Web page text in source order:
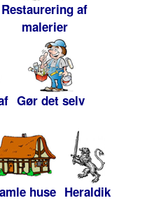
Restaurering af
malerier
Gør det selv
huse Heraldik